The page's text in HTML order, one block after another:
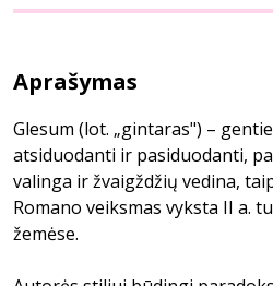
Aprašymas
Glesum (lot. „gintaras") –
atsiduodanti ir pasiduodanti,
valinga ir žvaigždžių vedina,
Romano veiksmas vyksta II a.
žemėse.